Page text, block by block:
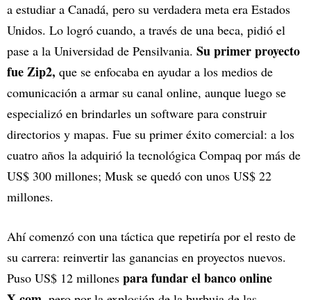
a estudiar a Canadá, pero su verdadera meta era Estados
Unidos. Lo logró cuando, a través de una beca, pidió el
pase a la Universidad de Pensilvania. Su primer proyecto
fue Zip2, que se enfocaba en ayudar a los medios de
comunicación a armar su canal online, aunque luego se
especializó en brindarles un software para construir
directorios y mapas. Fue su primer éxito comercial: a los
cuatro años la adquirió la tecnológica Compaq por más de
US$ 300 millones; Musk se quedó con unos US$ 22
millones.
Ahí comenzó con una táctica que repetiría por el resto de
su carrera: reinvertir las ganancias en proyectos nuevos.
Puso US$ 12 millones para fundar el banco online